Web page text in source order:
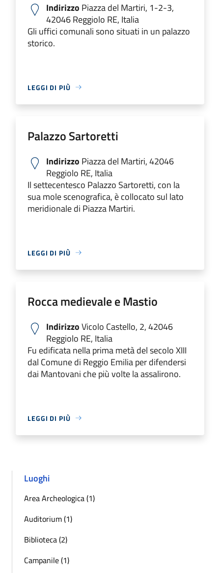
Indirizzo Piazza del Martiri, 1-2-3,
42046 Reggiolo RE, Italia
Gli uffici comunali sono situati in un palazzo
storico.
LEGGI DI PIÙ
Palazzo Sartoretti
Indirizzo Piazza del Martiri, 42046
Reggiolo RE, Italia
Il settecentesco Palazzo Sartoretti, con la
sua mole scenografica, è collocato sul lato
meridionale di Piazza Martiri.
LEGGI DI PIÙ
Rocca medievale e Mastio
IndirizzoVicolo Castello, 2, 42046
Reggiolo RE, Italia
Fu edificata nella prima metà del secolo XIII
dal Comune di Reggio Emilia per difendersi
dai Mantovani che più volte la assalirono.
LEGGI DI PIÙ
Luoghi
Area Archeologica (1)
Auditorium (1)
Biblioteca (2)
Campanile (1)